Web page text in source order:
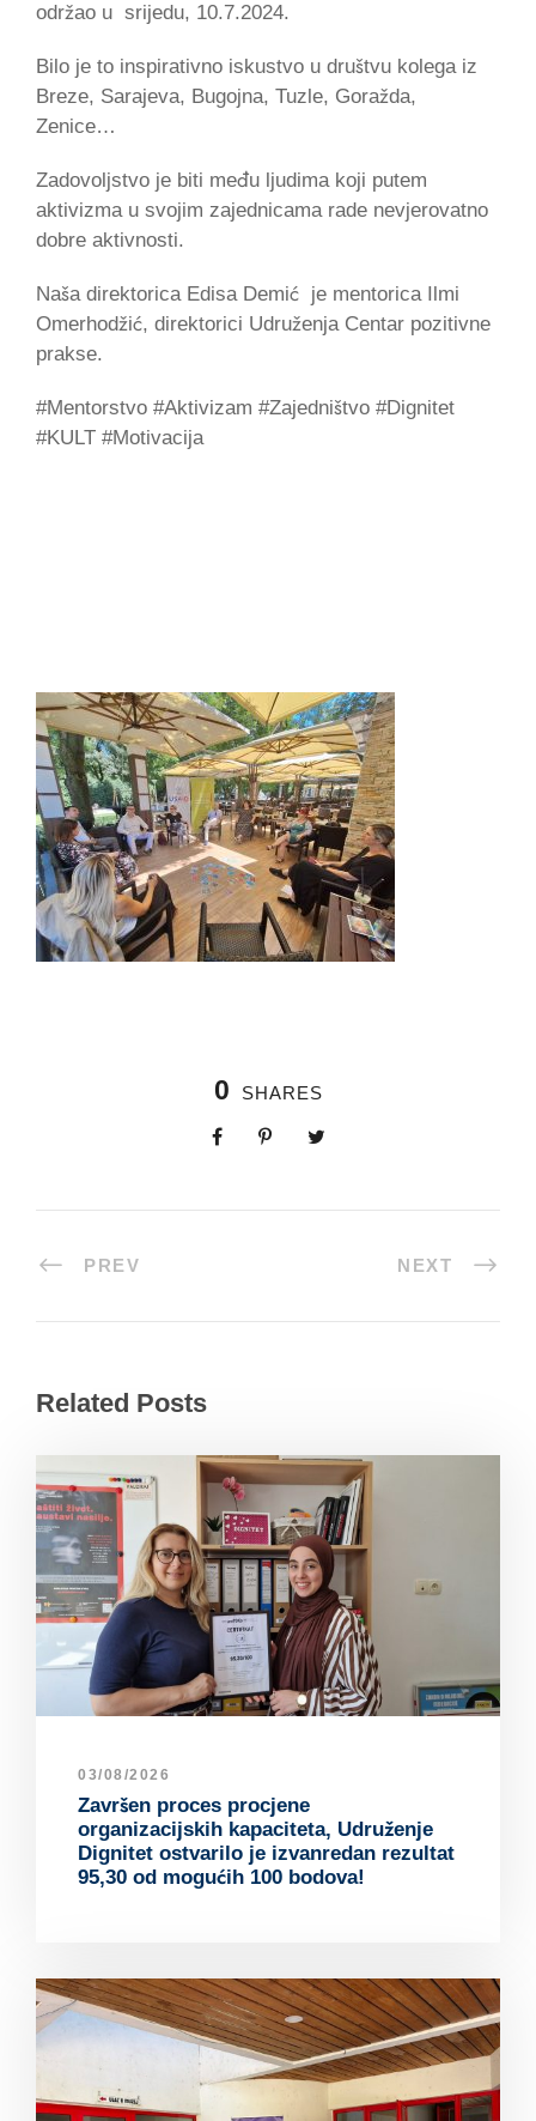
održao u srijedu, 10.7.2024.
Bilo je to inspirativno iskustvo u društvu kolega iz
Breze, Sarajeva, Bugojna, Tuzle, Goražda,
Zenice…
Zadovoljstvo je biti među ljudima koji putem
aktivizma u svojim zajednicama rade nevjerovatno
dobre aktivnosti.
Naša direktorica Edisa Demić je mentorica Ilmi
Omerhodžić, direktorici Udruženja Centar pozitivne
prakse.
#Mentorstvo #Aktivizam #Zajedništvo #Dignitet
#KULT #Motivacija
0 SHARES
PREV NEXT
Related Posts
03/08/2026
Završen proces procjene
organizacijskih kapaciteta, Udruženje
Dignitet ostvarilo je izvanredan rezultat
95,30 od mogućih 100 bodova!